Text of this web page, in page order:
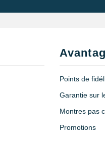
Points de
Garantie sur
Montres pas
Promotions